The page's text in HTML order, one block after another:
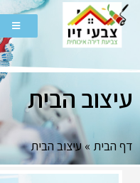
עיצוב הבית
דף הבית »עיצוב הבית